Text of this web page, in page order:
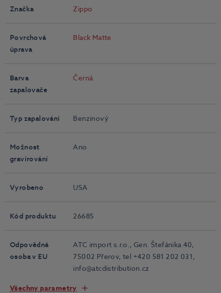
Značka Zippo
Povrchová
úprava
Black Matte
Barva
zapalovače
Černá
Typ zapalování Benzinový
Možnost
gravírování
Ano
Vyrobeno USA
Kód produktu 26685
Odpovědná
osoba v EU
ATC import s.r.o., Gen. Štefánika 40,
75002 Přerov, tel +420 581 202 031,
info@atcdistribution.cz
Všechny parametry